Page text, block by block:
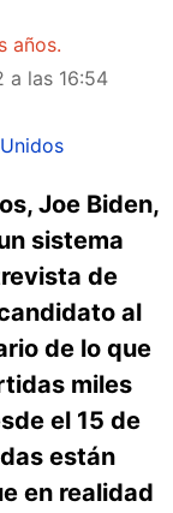
años.
a las 16:54
Joe Biden,
sistema
de
al
de lo que
miles
el 15 de
están
en realidad